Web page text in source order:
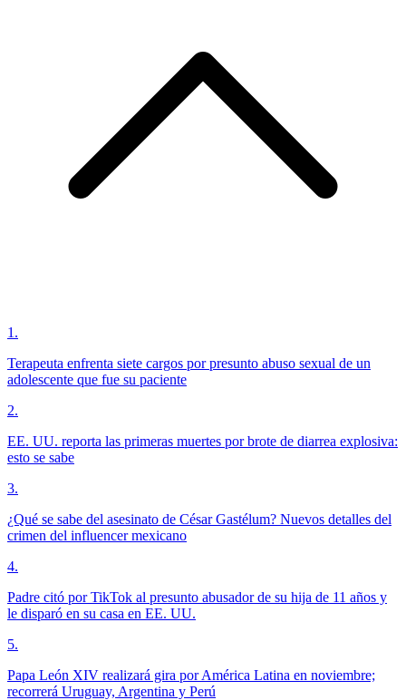
1 .
Terapeuta enfrenta siete cargos por presunto abuso sexual de un
adolescente que fue su paciente
2.
EE. UU. reporta las primeras muertes por brote de diarrea explosiva:
esto se sabe
3.
¿Qué se sabe del asesinato de César Gastélum? Nuevos detalles del
crimen del influencer mexicano
4.
Padre citó por TikTok al presunto abusador de su hija de 11 años y
le disparó en su casa en EE. UU.
5.
Papa León XIV realizará gira por América Latina en noviembre;
recorrerá Uruguay, Argentina y Perú